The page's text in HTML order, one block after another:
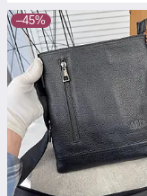
–45%